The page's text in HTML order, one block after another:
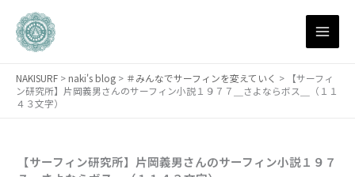
NAKISURF > naki's blog > ＃みんなでサーフィンを変えていく >
【サーフィ
ン研究所】片岡義男さんのサーフィン小説１９７７＿さよならボス＿（１１
４３文字）
【サーフィン研究所】片岡義男さんのサーフィン小説１９７
別
ア
ー
イ
ブ